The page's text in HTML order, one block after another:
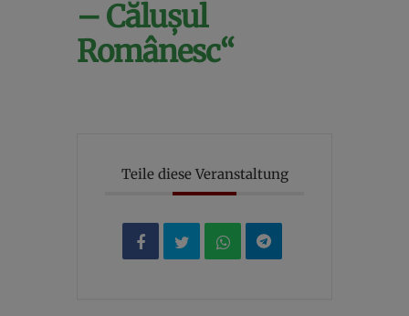
– Călușul
Românesc“
Teile diese Veranstaltung